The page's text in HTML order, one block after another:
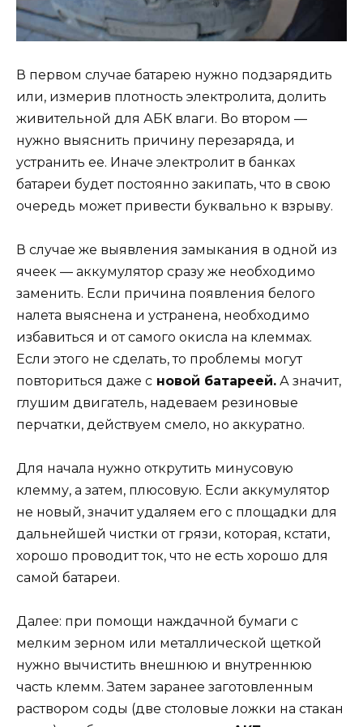
В первом случае батарею нужно подзарядить
или, измерив плотность электролита, долить
живительной для АБК влаги. Во втором —
нужно выяснить причину перезаряда, и
устранить ее. Иначе электролит в банках
батареи будет постоянно закипать, что в свою
очередь может привести буквально к взрыву.
В случае же выявления замыкания в одной из
ячеек — аккумулятор сразу же необходимо
заменить. Если причина появления белого
налета выяснена и устранена, необходимо
избавиться и от самого окисла на клеммах.
Если этого не сделать, то проблемы могут
повториться даже с новой батареей. А значит,
глушим двигатель, надеваем резиновые
перчатки, действуем смело, но аккуратно.
Для начала нужно открутить минусовую
клемму, а затем, плюсовую. Если аккумулятор
не новый, значит удаляем его с площадки для
дальнейшей чистки от грязи, которая, кстати,
хорошо проводит ток, что не есть хорошо для
самой батареи.
Далее: при помощи наждачной бумаги с
мелким зерном или металлической щеткой
нужно вычистить внешнюю и внутреннюю
часть клемм. Затем заранее заготовленным
раствором соды (две столовые ложки на стакан